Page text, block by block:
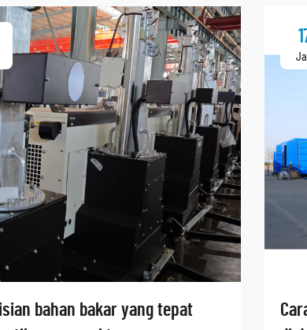
bahan bakar yang tepat